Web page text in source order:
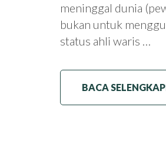
meninggal dunia
bukan untuk
status ahli waris …
BACA